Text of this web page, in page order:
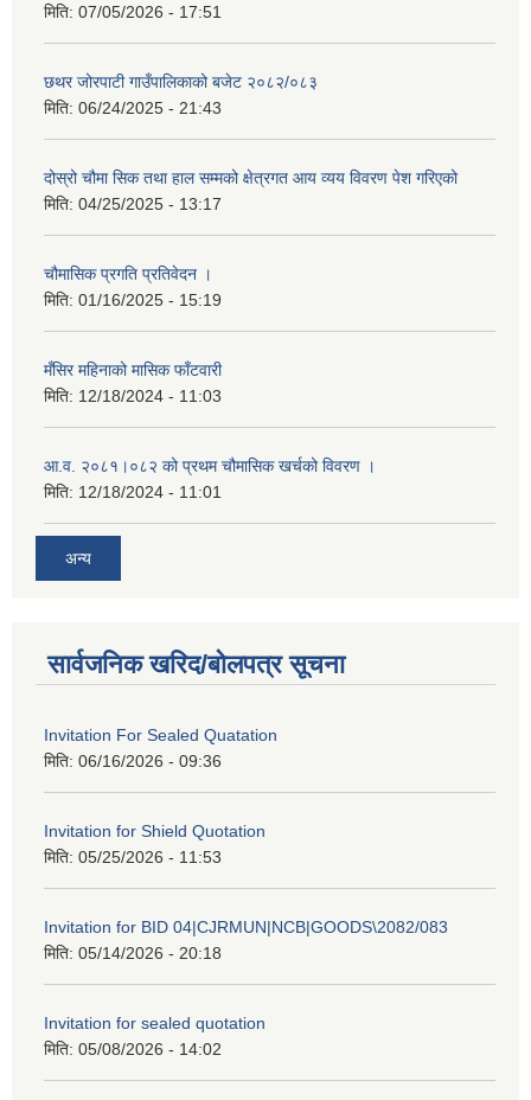
मिति: 07/05/2026 - 17:51
छथर जोरपाटी गाउँपालिकाको बजेट २०८२/०८३
मिति: 06/24/2025 - 21:43
दोस्रो चौमा सिक तथा हाल सम्मको क्षेत्रगत आय व्यय विवरण पेश गरिएको
मिति: 04/25/2025 - 13:17
चौमासिक प्रगति प्रतिवेदन ।
मिति: 01/16/2025 - 15:19
मँसिर महिनाको मासिक फाँटवारी
मिति: 12/18/2024 - 11:03
आ.व. २०८१।०८२ को प्रथम चौमासिक खर्चको विवरण ।
मिति: 12/18/2024 - 11:01
अन्य
सार्वजनिक खरिद/बोलपत्र सूचना
Invitation For Sealed Quatation
मिति: 06/16/2026 - 09:36
Invitation for Shield Quotation
मिति: 05/25/2026 - 11:53
Invitation for BID 04|CJRMUN|NCB|GOODS\2082/083
मिति: 05/14/2026 - 20:18
Invitation for sealed quotation
मिति: 05/08/2026 - 14:02